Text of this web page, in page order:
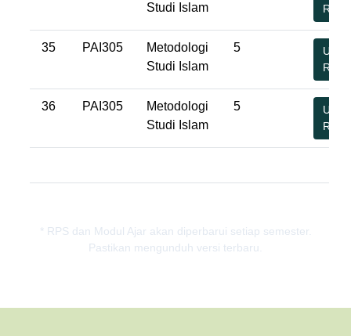
Studi Islam
RPS
35 PAI305
Metodologi
Studi Islam
5
RPS
36 PAI305
Metodologi
Studi Islam
5
RPS
* RPS dan Modul Ajar akan diperbarui setiap semester.
Pastikan mengunduh versi terbaru.